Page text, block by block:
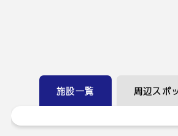
施設一覧 周辺スポ